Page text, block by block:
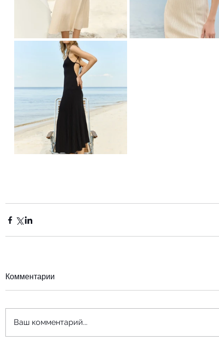
Комментарии
Ваш комментарий...